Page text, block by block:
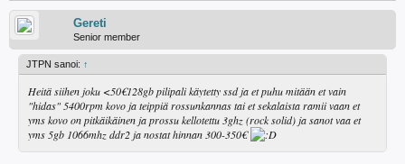
Gereti
Senior member
JTPN sanoi: ↑
Heitä siihen joku <50€128gb pilipali käytetty ssd ja et puhu mitään et vain
"hidas" 5400rpm kovo ja teippiä rossunkannas tai et sekalaista ramii vaan et
yms kovo on pitkäikäinen ja prossu kellotettu 3ghz (rock solid) ja sanot vaa et
yms 5gb 1066mhz ddr2 ja nostat hinnan 300-350€